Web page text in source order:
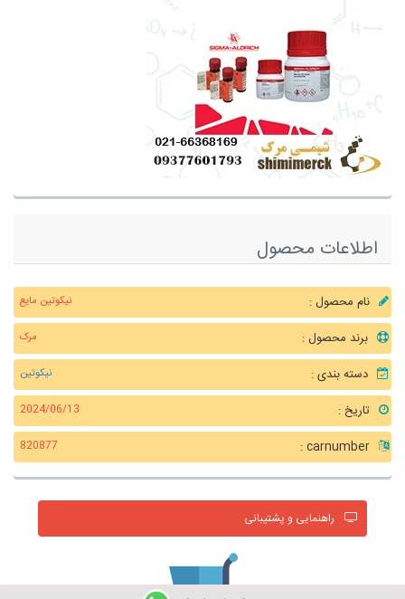
اطلاعات محصول
نام محصول : نیکوتین مایع
برند محصول : مرک
دسته بندی : نیکوتین
تاریخ : 2024/06/13
820877
راهنمایی و پشتیبانی